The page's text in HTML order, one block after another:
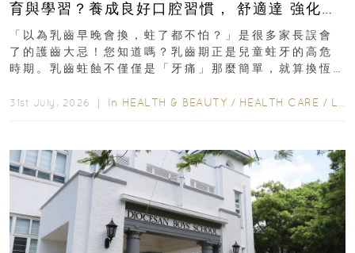
育與學習？養成良好口腔習慣， 舒適達 強化琺
瑯質 兒童牙膏防護指南
「以為乳齒早晚會換，蛀了都不怕？」是很多家長誤會
了的護齒大忌！您知道嗎？乳齒期正是兒童蛀牙的高危
時期。乳齒蛀蝕不僅僅是「牙痛」那麼簡單，就算換恆
31st July, 2026 ｜ In HEALTH & BEAUTY / HEALTH CARE / LIFESTYLE